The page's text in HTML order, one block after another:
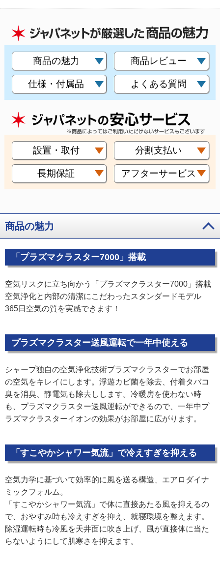
商品の魅力 商品レビュー
仕様・付属品 よくある質問
設置・取付 分割支払い
長期保証 アフターサービス
商品の魅力
「プラズマクラスター7000」搭載
空気リスクに立ち向かう「プラズマクラスター7000」搭載
空気浄化と内部の清潔にこだわったスタンダードモデル
365日空気の質を実感できます！
プラズマクラスター送風運転で一年中使える
シャープ独自の空気浄化技術プラズマクラスターでお部屋
の空気をキレイにします。浮遊カビ菌を除去、付着タバコ
臭を消臭、静電気も除去しします。冷暖房を使わない時
も、プラズマクラスター送風運転ができるので、一年中プ
ラズマクラスターイオンの効果がお部屋に広がります。
「すこやかシャワー気流」で冷えすぎを抑える
空気力学に基づいて効率的に風を送る構造、エアロダイナ
ミックフォルム。
「すこやかシャワー気流」で体に直接あたる風を抑えるの
で、おやすみ時も冷えすぎを抑え、就寝環境を整えます。
除湿運転時も冷風を天井面に吹き上げ、風が直接体に当た
らないようにして肌寒さを抑えます。